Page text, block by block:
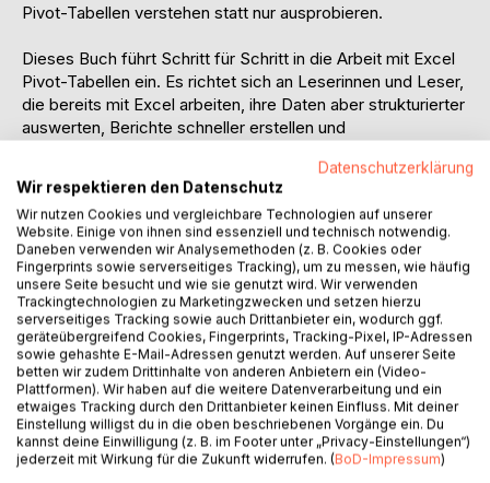
Pivot-Tabellen verstehen statt nur ausprobieren.
Dieses Buch führt Schritt für Schritt in die Arbeit mit Excel
Pivot-Tabellen ein. Es richtet sich an Leserinnen und Leser,
die bereits mit Excel arbeiten, ihre Daten aber strukturierter
auswerten, Berichte schneller erstellen und
Im Mittelpunkt steht der praktische Umgang mit Pivot-
Tabellen: von der richtigen Datenbasis über die erste
Auswertung bis zu Filtern, Gruppierungen, berechneten
Feldern, PivotCharts, Slicern, Zeitachsen und einfachen
Dashboard-Ansätzen. Auch typische Stolperstellen werden
erklärt, etwa leere Zeilen, falsch formatierte Datumswerte,
ungeeignete Überschriften oder unklare
Ergebnisdarstellungen.
Alle Beispiele bauen auf einer durchgehenden Excel-
Beispieldatei mit fiktiven Verkaufsdaten der Musterhandel
GmbH auf. Dadurch wird sichtbar, wie aus einer normalen
Datentabelle aussagekräftige Auswertungen entstehen:
Datenschutzerklärung
Wir respektieren den Datenschutz
Wir nutzen Cookies und vergleichbare Technologien auf unserer
Website. Einige von ihnen sind essenziell und technisch notwendig.
Daneben verwenden wir Analysemethoden (z. B. Cookies oder
Fingerprints sowie serverseitiges Tracking), um zu messen, wie häufig
unsere Seite besucht und wie sie genutzt wird. Wir verwenden
Trackingtechnologien zu Marketingzwecken und setzen hierzu
serverseitiges Tracking sowie auch Drittanbieter ein, wodurch ggf.
geräteübergreifend Cookies, Fingerprints, Tracking-Pixel, IP-Adressen
sowie gehashte E-Mail-Adressen genutzt werden. Auf unserer Seite
betten wir zudem Drittinhalte von anderen Anbietern ein (Video-
Plattformen). Wir haben auf die weitere Datenverarbeitung und ein
etwaiges Tracking durch den Drittanbieter keinen Einfluss. Mit deiner
Einstellung willigst du in die oben beschriebenen Vorgänge ein. Du
kannst deine Einwilligung (z. B. im Footer unter „Privacy-Einstellungen“)
jederzeit mit Wirkung für die Zukunft widerrufen. (BoD-Impressum)